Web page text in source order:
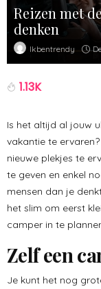
Reizen met
denken
Ikbentrendy
1.13K
Is het altijd al jouw
vakantie te
nieuwe plekjes te
te geven en enkel
mensen dan je
het slim om eerst
camper in te
Zelf een
Je kunt het nog